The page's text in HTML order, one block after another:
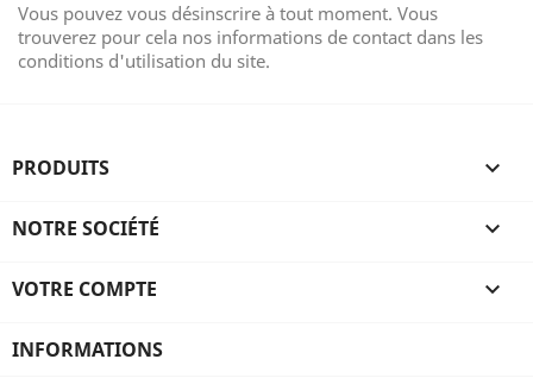
Vous pouvez vous désinscrire à tout moment. Vous
trouverez pour cela nos informations de contact dans les
conditions d'utilisation du site.
PRODUITS 
NOTRE SOCIÉTÉ 
VOTRE COMPTE 
INFORMATIONS